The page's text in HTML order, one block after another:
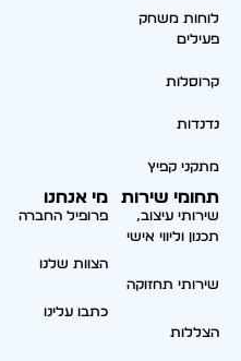
לוחות משחק
פעילים
קרוסלות
נדנדות
מתקני קפיץ
תחומי שירות
שירותי עיצוב,
תכנון וליווי אישי
שירותי תחזוקה
הצללות
מי אנחנו
פרופיל החברה
הצוות שלנו
כתבו עלינו